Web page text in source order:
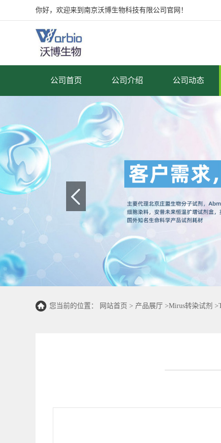
你好，欢迎来到南京沃博生物科技有限公司官网！
公司首页 公司介绍 公司动态
您当前的位置： 网站首页 > 产品展厅 >Mirus转染试剂 >